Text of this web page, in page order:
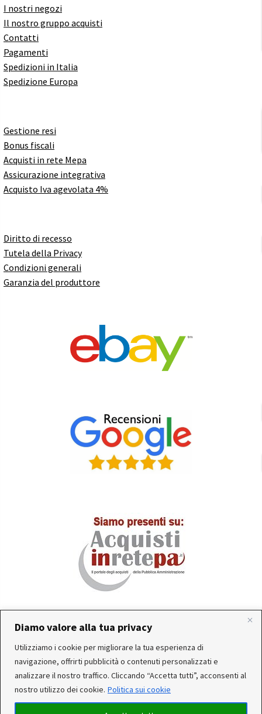
Diamo valore alla tua privacy
Utilizziamo i cookie per migliorare la tua esperienza di
navigazione, offrirti pubblicità o contenuti personalizzati e
analizzare il nostro traffico. Cliccando “Accetta tutti”, acconsenti al
nostro utilizzo dei cookie. Politica sui cookie
In occasione delle FERIE ESTIVE, alcune aziende
produttrici e corrieri potrebbero sospendere o rallentare
temporaneamente le attività. Per questo motivo, gli
ordini di alcuni reparti (Utensileria - Ferramenta - arredo)
ricevuti, potrebbero essere CONSEGNATI DOPO IL 25-08-
I nostri negozi
Il nostro gruppo acquisti
Contatti
Pagamenti
Spedizioni in Italia
Spedizione Europa
Gestione resi
Bonus fiscali
Acquisti in rete Mepa
Assicurazione integrativa
Acquisto Iva agevolata 4%
Diritto di recesso
Tutela della Privacy
Condizioni generali
Garanzia del produttore
Servizio clienti attivo: Da Lunedì a Venerdì dalle 10:30 alle
12:30 e dalle 15:30 alle 17:30